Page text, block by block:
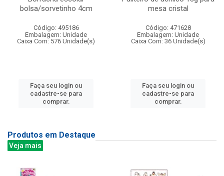
bolsa/sorvetinho 4cm
Código: 495186
Embalagem: Unidade
Caixa Com: 576 Unidade(s)
Faça seu login ou
cadastre-se para
comprar.
mesa cristal
Código: 471628
Embalagem: Unidade
Caixa Com: 36 Unidade(s)
Faça seu login ou
cadastre-se para
comprar.
Produtos em Destaque
Veja mais